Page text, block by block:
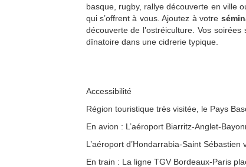
basque, rugby, rallye découverte en ville
qui s’offrent à vous. Ajoutez à votre
découverte de l’ostréiculture. Vos
dînatoire dans une cidrerie typique.
Accessibilité
Région touristique très visitée, le Pays
En avion : L’aéroport Biarritz-Anglet-
L’aéroport d’Hondarrabia-Saint
En train : La ligne TGV Bordeaux-Paris